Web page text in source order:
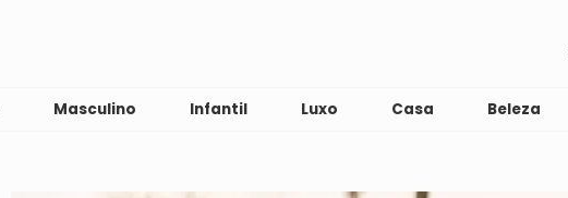
Masculino Infantil Luxo Casa Beleza